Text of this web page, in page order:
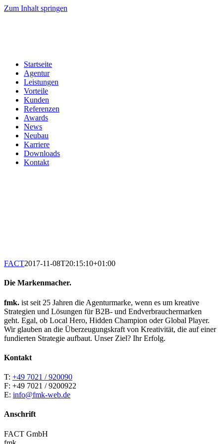
Zum Inhalt springen
Startseite
Agentur
Leistungen
Vorteile
Kunden
Referenzen
Awards
News
Neubau
Karriere
Downloads
Kontakt
FACT2017-11-08T20:15:10+01:00
Die Markenmacher.
fmk. ist seit 25 Jahren die Agenturmarke, wenn es um kreative
Strategien und Lösungen für B2B- und Endverbrauchermarken
geht. Egal, ob Local Hero, Hidden Champion oder Global Player.
Wir glauben an die Überzeugungskraft von Kreativität, die auf einer
fundierten Strategie aufbaut. Unser Ziel? Ihr Erfolg.
Kontakt
T: +49 7021 / 920090
F: +49 7021 / 9200922
E: info@fmk-web.de
Anschrift
FACT GmbH